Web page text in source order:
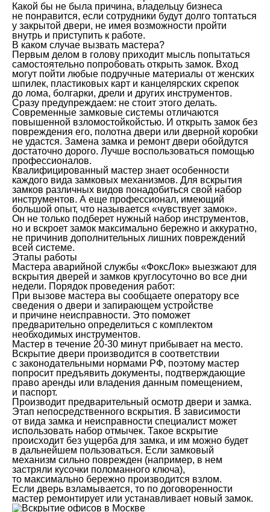
Какой бы не была причина, владельцу бизнеса
не понравится, если сотрудники будут долго топтаться
у закрытой двери, не имея возможности пройти
внутрь и приступить к работе.
В каком случае вызвать мастера?
Первым делом в голову приходит мысль попытаться
самостоятельно попробовать открыть замок. Вход
могут пойти любые подручные материалы от женских
шпилек, пластиковых карт и канцелярских скрепок
до лома, болгарки, дрели и других инструментов.
Сразу предупреждаем: не стоит этого делать.
Современные замковые системы отличаются
повышенной взломостойкойстью. И открыть замок без
повреждения его, полотна двери или дверной коробки
не удастся. Замена замка и ремонт двери обойдутся
достаточно дорого. Лучше воспользоваться помощью
профессионалов.
Квалифицированный мастер знает особенности
каждого вида замковых механизмов. Для вскрытия
замков различных видов понадобиться свой набор
инструментов. А еще профессионал, имеющий
большой опыт, что называется «чувствует замок».
Он не только подберет нужный набор инструментов,
но и вскроет замок максимально бережно и аккуратно,
не причинив дополнительных лишних повреждений
всей системе.
Этапы работы
Мастера аварийной службы «ФоксЛок» выезжают для
вскрытия дверей и замков круглосуточно во все дни
недели. Порядок проведения работ:
При вызове мастера вы сообщаете оператору все
сведения о двери и запирающем устройстве
и причине неисправности. Это поможет
предварительно определиться с комплектом
необходимых инструментов.
Мастер в течение 20-30 минут прибывает на место.
Вскрытие двери производится в соответствии
с законодательными нормами РФ, поэтому мастер
попросит предъявить документы, подтверждающие
право аренды или владения данным помещением,
и паспорт.
Производит предварительный осмотр двери и замка.
Этап непосредственного вскрытия. В зависимости
от вида замка и неисправности специалист может
использовать набор отмычек. Такое вскрытие
происходит без ущерба для замка, и им можно будет
в дальнейшем пользоваться. Если замковый
механизм сильно поврежден (например, в нем
застряли кусочки поломанного ключа),
то максимально бережно производится взлом.
Если дверь взламывается, то по договоренности
мастер ремонтирует или устанавливает новый замок.